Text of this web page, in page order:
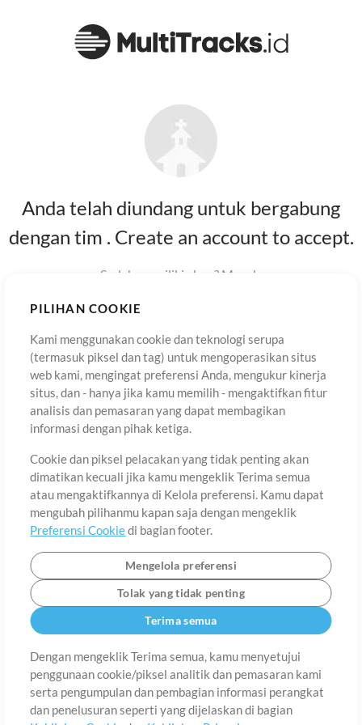
PILIHAN COOKIE
Kami menggunakan cookie dan teknologi serupa
(termasuk piksel dan tag) untuk mengoperasikan situs
web kami, mengingat preferensi Anda, mengukur kinerja
situs, dan - hanya jika kamu memilih - mengaktifkan fitur
analisis dan pemasaran yang dapat membagikan
informasi dengan pihak ketiga.
Cookie dan piksel pelacakan yang tidak penting akan
dimatikan kecuali jika kamu mengeklik Terima semua
atau mengaktifkannya di Kelola preferensi. Kamu dapat
mengubah pilihanmu kapan saja dengan mengeklik
Preferensi Cookiedi bagian footer.
Mengelola preferensi
Tolak yang tidak penting
Terima semua
Dengan mengeklik Terima semua, kamu menyetujui
penggunaan cookie/piksel analitik dan pemasaran kami
serta pengumpulan dan pembagian informasi perangkat
dan penelusuran seperti yang dijelaskan di bagian
Anda telah diundang untuk bergabung
dengan tim . Create an account to accept.
Sudah memiliki akun? Masuk
Nama Akhir
Kata Sandi
Tentang Ketentuan Penggunaan Kebijakan Privasi
Preferensi
Cookie
Hubungi
©2006-2026 oleh MultiTracks.com LLC. Semua Hak Cipta Dilindungi